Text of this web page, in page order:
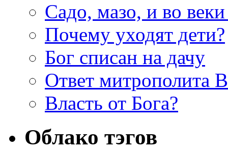
Садо, мазо, и во веки
Почему уходят дети?
Бог списан на дачу
Ответ митрополита
Власть от Бога?
Облако тэгов